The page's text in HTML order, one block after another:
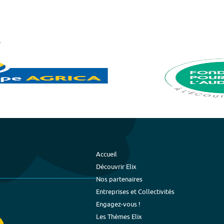
Accueil
Découvrir Elix
Nos partenaires
Entreprises et Collectivités
Engagez-vous !
Les Thèmes Elix